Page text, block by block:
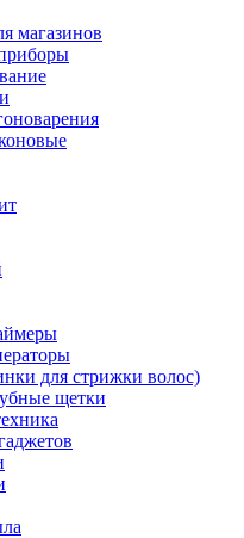
магазинов
для стрижки волос)
щетки